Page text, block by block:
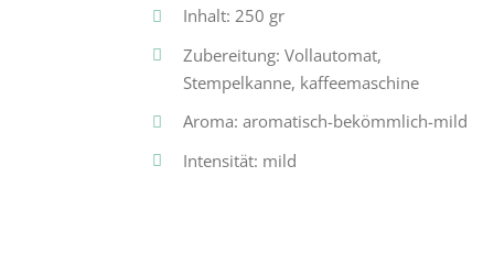
Inhalt: 250 gr
Zubereitung: Vollautomat,
Stempelkanne, kaffeemaschine
Aroma: aromatisch-bekömmlich-mild
Intensität: mild